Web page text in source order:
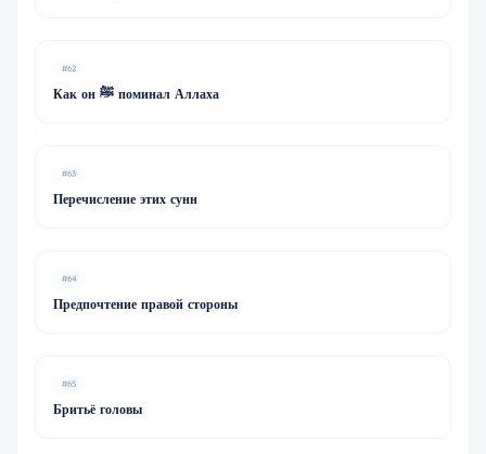
#62
Как он ﷺ поминал Аллаха
#63
Перечисление этих сунн
#64
Предпочтение правой стороны
#65
Бритьё головы